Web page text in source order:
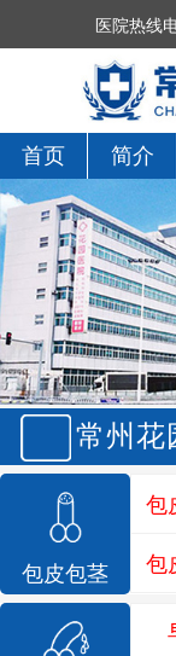
首页 简介
常州花
包皮包茎
包
包
医院热线